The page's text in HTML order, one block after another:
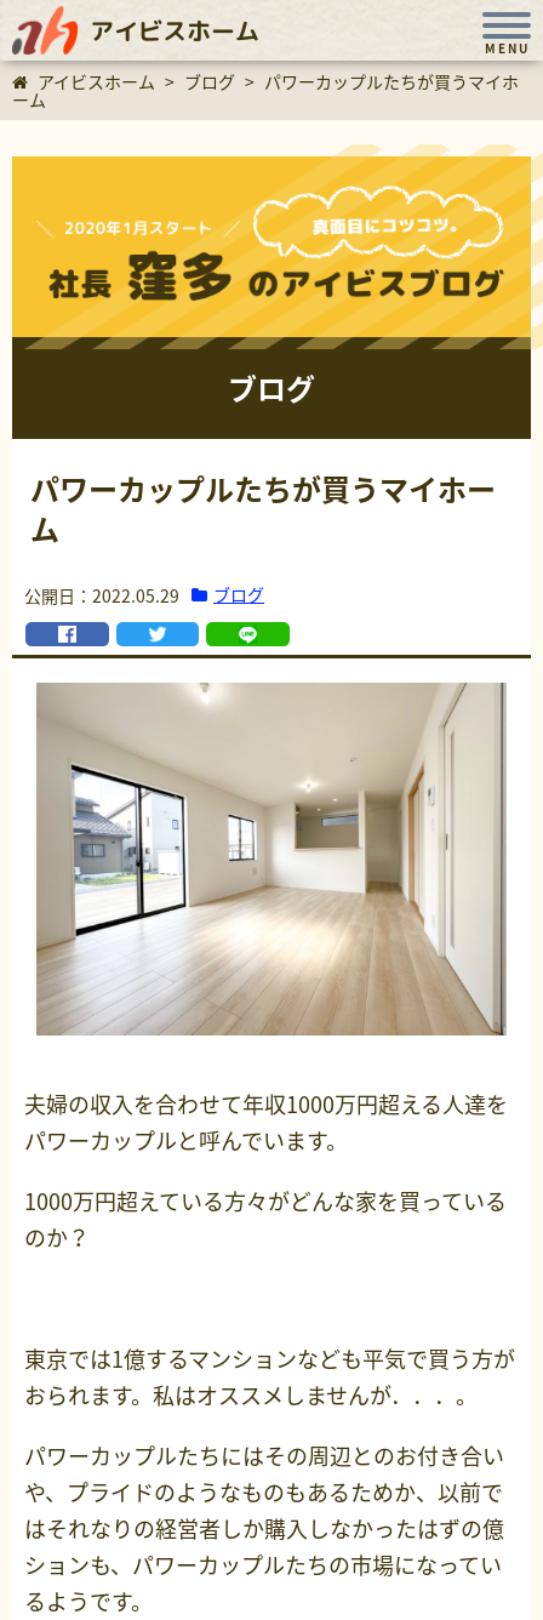
アイビスホーム
MENU
アイビスホーム > ブログ > パワーカップルたちが買うマイホ
ーム
ブログ
パワーカップルたちが買うマイホー
ム
公開日：2022.05.29 ブログ
夫婦の収入を合わせて年収1000万円超える人達を
パワーカップルと呼んでいます。
1000万円超えている方々がどんな家を買っている
のか？
東京では1億するマンションなども平気で買う方が
おられます。私はオススメしませんが．．．。
パワーカップルたちにはその周辺とのお付き合い
や、プライドのようなものもあるためか、以前で
はそれなりの経営者しか購入しなかったはずの億
ションも、パワーカップルたちの市場になってい
るようです。